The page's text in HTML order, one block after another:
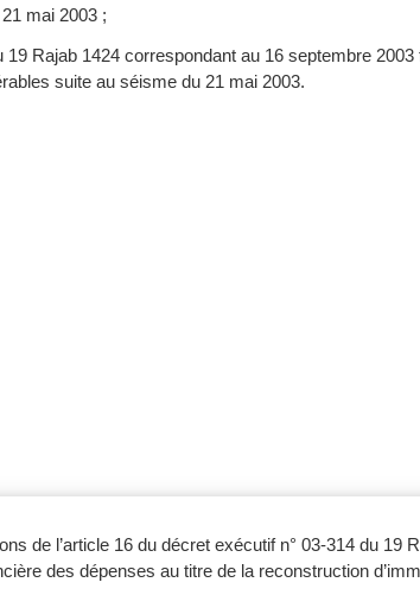
mai 2003 ;
19 Rajab 1424 correspondant au 16 septembre
suite au séisme du 21 mai 2003.
de l’article 16 du décret exécutif n° 03-314 du
des dépenses au titre de la reconstruction